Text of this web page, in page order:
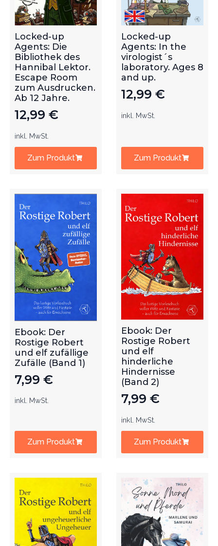
Locked-up
Agents: Die
Bibliothek des
Hannibal Lektor.
Escape Room
zum Ausdrucken.
Ab 12 Jahre.
12,99 €
inkl. MwSt.
Zum Produkt
Locked-up
Agents: In the
virologist´s
laboratory. Ages 8
and up.
12,99 €
inkl. MwSt.
Zum Produkt
Ebook: Der
Rostige Robert
und elf zufällige
Zufälle (Band 1)
7,99 €
inkl. MwSt.
Zum Produkt
Ebook: Der
Rostige Robert
und elf
hinderliche
Hindernisse
(Band 2)
7,99 €
inkl. MwSt.
Zum Produkt